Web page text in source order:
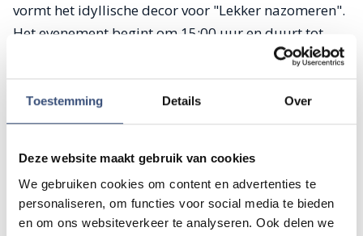
Toestemming Details Over
Deze website maakt gebruik van cookies
We gebruiken cookies om content en advertenties te
personaliseren, om functies voor social media te bieden
en om ons websiteverkeer te analyseren. Ook delen we
vormt het idyllische decor voor "Lekker nazomeren".
Het evenement begint om 15:00 uur en duurt tot
19:00 uur. Toegangskaarten zijn verkrijgbaar voor
slechts 7,50 euro, zowel vooraf als aan de deur. Kom
genieten van heerlijk eten, sfeervolle muziek en
gezelligheid, terwijl u bijdraagt aan een waardevol
De Overkant vind u aan de Dijkstelweg 33 3253 TA in
Ouddorp. Toegang bedraagt € 7,50 (verkrijgbaar
vooraf of aan de deur). Voor meer informatie over